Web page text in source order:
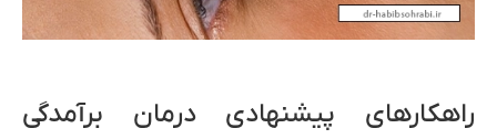
راهکارهای پیشنهادی درمان برآمدگی